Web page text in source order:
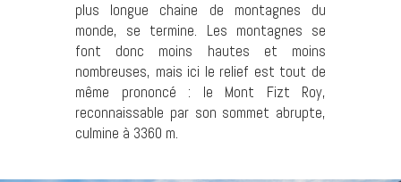
plus longue chaine de montagnes du
monde, se termine. Les montagnes se
font donc moins hautes et moins
nombreuses, mais ici le relief est tout de
même prononcé : le Mont Fizt Roy,
reconnaissable par son sommet abrupte,
culmine à 3360 m.